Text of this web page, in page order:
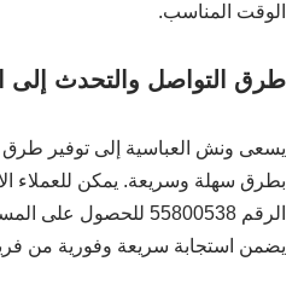
الوقت المناسب.
طرق التواصل والتحدث إلى
يسعى ونش العباسية إلى توفير طرق
بطرق سهلة وسريعة. يمكن للعملاء
الرقم 55800538 للحصول
يضمن استجابة سريعة وفورية من